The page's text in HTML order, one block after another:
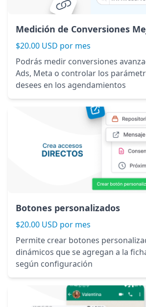
Medición de Conversiones
$20.00 USD por mes
Podrás medir conversiones
Ads, Meta o controlar los
desees en los agendamientos
Botones personalizados
$20.00 USD por mes
Permite crear botones
dinámicos que se agregan a la
según configuración